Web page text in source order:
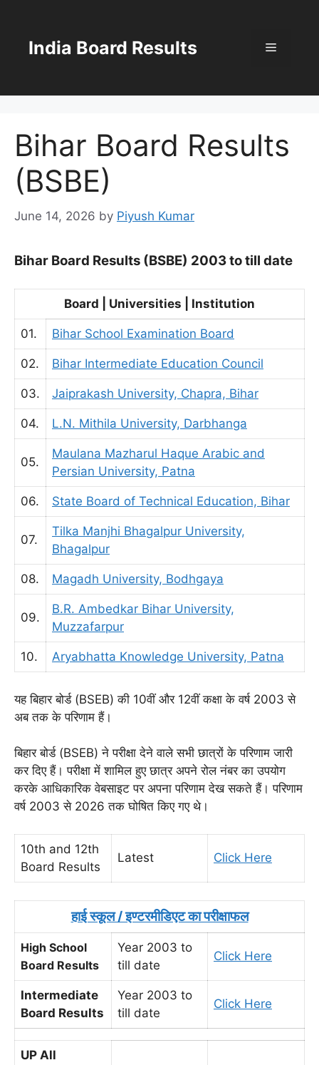
contentIndia Board Results Menu
Bihar Board Results
(BSBE)
June 14, 2026 by Piyush Kumar
Bihar Board Results (BSBE) 2003 to till date
Board | Universities | Institution
01. Bihar School Examination Board
02. Bihar Intermediate Education Council
03. Jaiprakash University, Chapra, Bihar
04. L.N. Mithila University, Darbhanga
05.
Maulana Mazharul Haque Arabic and
Persian University, Patna
06. State Board of Technical Education, Bihar
07.
Tilka Manjhi Bhagalpur University,
Bhagalpur
08. Magadh University, Bodhgaya
09.
B.R. Ambedkar Bihar University,
Muzzafarpur
10. Aryabhatta Knowledge University, Patna
यह बिहार बोर्ड (BSEB) की 10वीं और 12वीं कक्षा के वर्ष 2003 से
अब तक के परिणाम हैं।
बिहार बोर्ड (BSEB) ने परीक्षा देने वाले सभी छात्रों के परिणाम जारी
कर दिए हैं। परीक्षा में शामिल हुए छात्र अपने रोल नंबर का उपयोग
करके आधिकारिक वेबसाइट पर अपना परिणाम देख सकते हैं। परिणाम
वर्ष 2003 से 2026 तक घोषित किए गए थे।
10th and 12th
Board Results
Latest Click Here
हाई स्कूल / इण्टरमीडिएट का परीक्षाफल
High School
Board Results
Year 2003 to
till date
Click Here
Intermediate
Board Results
Year 2003 to
till date
Click Here
UP All